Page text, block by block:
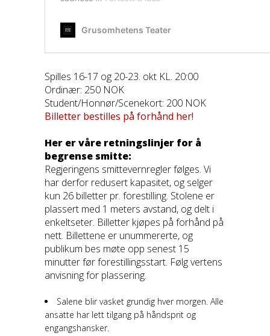
Spilles 16-17 og 20-23. okt KL. 20:00
Ordinær: 250 NOK
Student/Honnør/Scenekort: 200 NOK
Billetter bestilles på forhånd her!
Her er våre retningslinjer for å
begrense smitte:
Regjeringens smittevernregler følges. Vi
har derfor redusert kapasitet, og selger
kun 26 billetter pr. forestilling. Stolene er
plassert med 1 meters avstand, og delt i
enkeltseter. Billetter kjøpes på forhånd på
nett. Billettene er unummererte, og
publikum bes møte opp senest 15
minutter før forestillingsstart. Følg vertens
anvisning for plassering.
Salene blir vasket grundig hver morgen. Alle
ansatte har lett tilgang på håndsprit og
engangshansker.